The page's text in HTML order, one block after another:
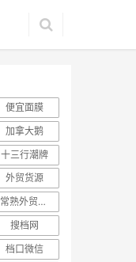
便宜面膜
加拿大鹅
十三行潮牌
外贸货源
常熟外贸村货源
搜档网
档口微信